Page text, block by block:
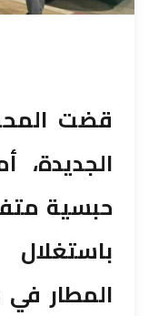
قضت
حبسية
المطار